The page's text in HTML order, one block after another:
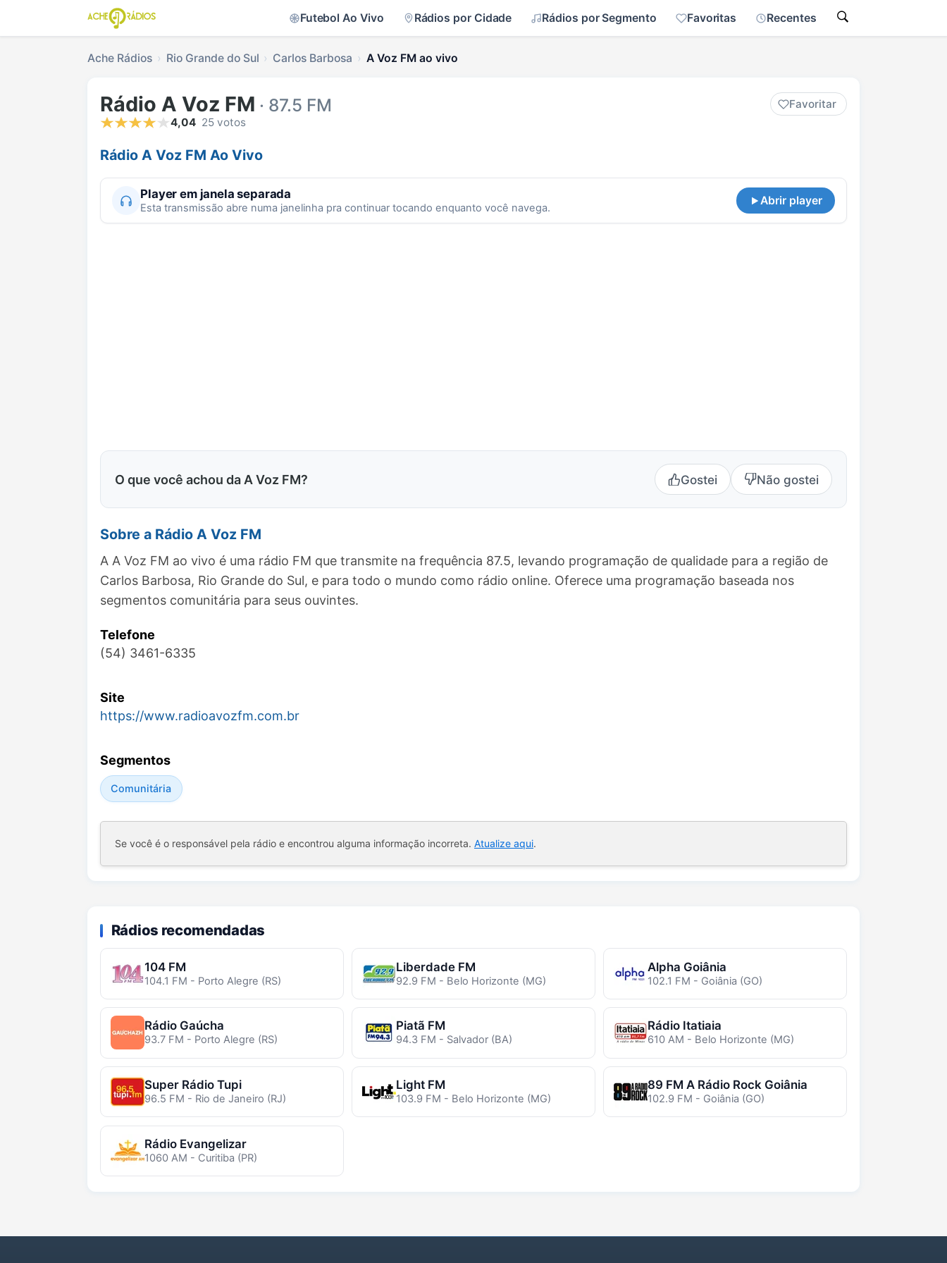
Futebol Ao Vivo Rádios por Cidade Rádios por Segmento Favoritas Recentes
Ache Rádios Rio Grande do Sul Carlos Barbosa A Voz FM ao vivo
Rádio A Voz FM · 87.5 FM
Favoritar
4,04 25 votos
Rádio A Voz FM Ao Vivo
Player em janela separada
Esta transmissão abre numa janelinha pra continuar tocando enquanto você navega.
Abrir player
O que você achou da A Voz FM? Gostei Não gostei
Sobre a Rádio A Voz FM
A A Voz FM ao vivo é uma rádio FM que transmite na frequência 87.5, levando programação de qualidade para a região de
Carlos Barbosa, Rio Grande do Sul, e para todo o mundo como rádio online. Oferece uma programação baseada nos
segmentos comunitária para seus ouvintes.
Telefone
(54) 3461-6335
Site
https://www.radioavozfm.com.br
Segmentos
Comunitária
Se você é o responsável pela rádio e encontrou alguma informação incorreta. Atualize aqui.
Rádios recomendadas
104 FM
104.1 FM - Porto Alegre (RS)
Liberdade FM
92.9 FM - Belo Horizonte (MG)
Alpha Goiânia
102.1 FM - Goiânia (GO)
Rádio Gaúcha
93.7 FM - Porto Alegre (RS)
Piatã FM
94.3 FM - Salvador (BA)
Rádio Itatiaia
610 AM - Belo Horizonte (MG)
Super Rádio Tupi
96.5 FM - Rio de Janeiro (RJ)
Light FM
103.9 FM - Belo Horizonte (MG)
89 FM A Rádio Rock Goiânia
102.9 FM - Goiânia (GO)
Rádio Evangelizar
1060 AM - Curitiba (PR)